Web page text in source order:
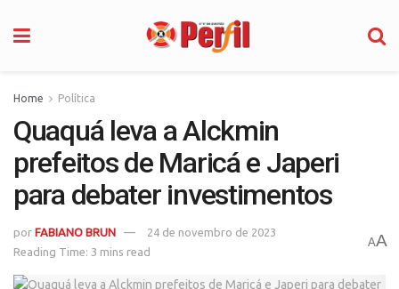
Home Política
Quaquá leva a Alckmin
prefeitos de Maricá e Japeri
para debater investimentos
por FABIANO BRUN
24 de novembro de 2023
Reading Time: 3 mins read
AA